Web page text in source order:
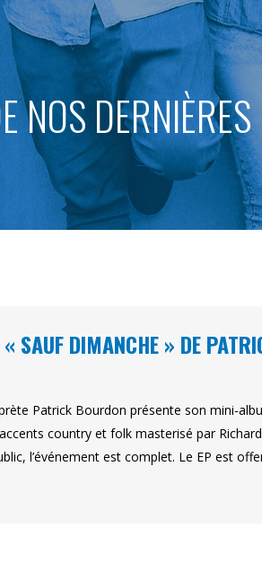
NOS
SAUF DIMANCHE » DE
Patrick Bourdon présente son mini-
country et folk masterisé par
l’événement est complet. Le EP est